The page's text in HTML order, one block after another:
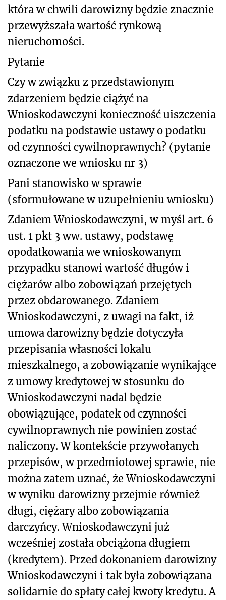
która w chwili darowizny będzie znacznie
przewyższała wartość rynkową
nieruchomości.
Pytanie
Czy w związku z przedstawionym
zdarzeniem będzie ciążyć na
Wnioskodawczyni konieczność uiszczenia
podatku na podstawie ustawy o podatku
od czynności cywilnoprawnych? (pytanie
oznaczone we wniosku nr 3)
Pani stanowisko w sprawie
(sformułowane w uzupełnieniu wniosku)
Zdaniem Wnioskodawczyni, w myśl art. 6
ust. 1 pkt 3 ww. ustawy, podstawę
opodatkowania we wnioskowanym
przypadku stanowi wartość długów i
ciężarów albo zobowiązań przejętych
przez obdarowanego. Zdaniem
Wnioskodawczyni, z uwagi na fakt, iż
umowa darowizny będzie dotyczyła
przepisania własności lokalu
mieszkalnego, a zobowiązanie wynikające
z umowy kredytowej w stosunku do
Wnioskodawczyni nadal będzie
obowiązujące, podatek od czynności
cywilnoprawnych nie powinien zostać
naliczony. W kontekście przywołanych
przepisów, w przedmiotowej sprawie, nie
można zatem uznać, że Wnioskodawczyni
w wyniku darowizny przejmie również
długi, ciężary albo zobowiązania
darczyńcy. Wnioskodawczyni już
wcześniej została obciążona długiem
(kredytem). Przed dokonaniem darowizny
Wnioskodawczyni i tak była zobowiązana
solidarnie do spłaty całej kwoty kredytu. A